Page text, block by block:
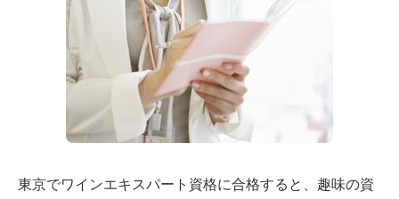
東京でワインエキスパート資格に合格すると、趣味の資